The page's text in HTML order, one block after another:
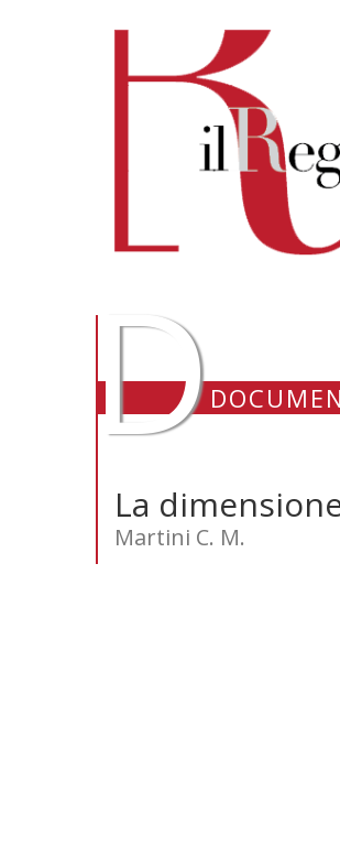
D
La
Martini C. M.